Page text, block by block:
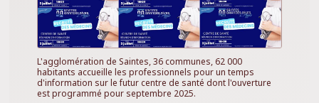
L'agglomération de Saintes, 36 communes, 62 000
habitants accueille les professionnels pour un temps
d'information sur le futur centre de santé dont l'ouverture
est programmé pour septembre 2025.